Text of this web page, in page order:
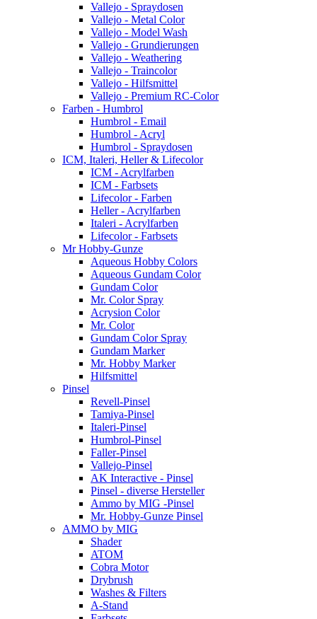
Vallejo - Spraydosen
Vallejo - Metal Color
Vallejo - Model Wash
Vallejo - Grundierungen
Vallejo - Weathering
Vallejo - Traincolor
Vallejo - Hilfsmittel
Vallejo - Premium RC-Color
Farben - Humbrol
Humbrol - Email
Humbrol - Acryl
Humbrol - Spraydosen
ICM, Italeri, Heller & Lifecolor
ICM - Acrylfarben
ICM - Farbsets
Lifecolor - Farben
Heller - Acrylfarben
Italeri - Acrylfarben
Lifecolor - Farbsets
Mr Hobby-Gunze
Aqueous Hobby Colors
Aqueous Gundam Color
Gundam Color
Mr. Color Spray
Acrysion Color
Mr. Color
Gundam Color Spray
Gundam Marker
Mr. Hobby Marker
Hilfsmittel
Pinsel
Revell-Pinsel
Tamiya-Pinsel
Italeri-Pinsel
Humbrol-Pinsel
Faller-Pinsel
Vallejo-Pinsel
AK Interactive - Pinsel
Pinsel - diverse Hersteller
Ammo by MIG -Pinsel
Mr. Hobby-Gunze Pinsel
AMMO by MIG
Shader
ATOM
Cobra Motor
Drybrush
Washes & Filters
A-Stand